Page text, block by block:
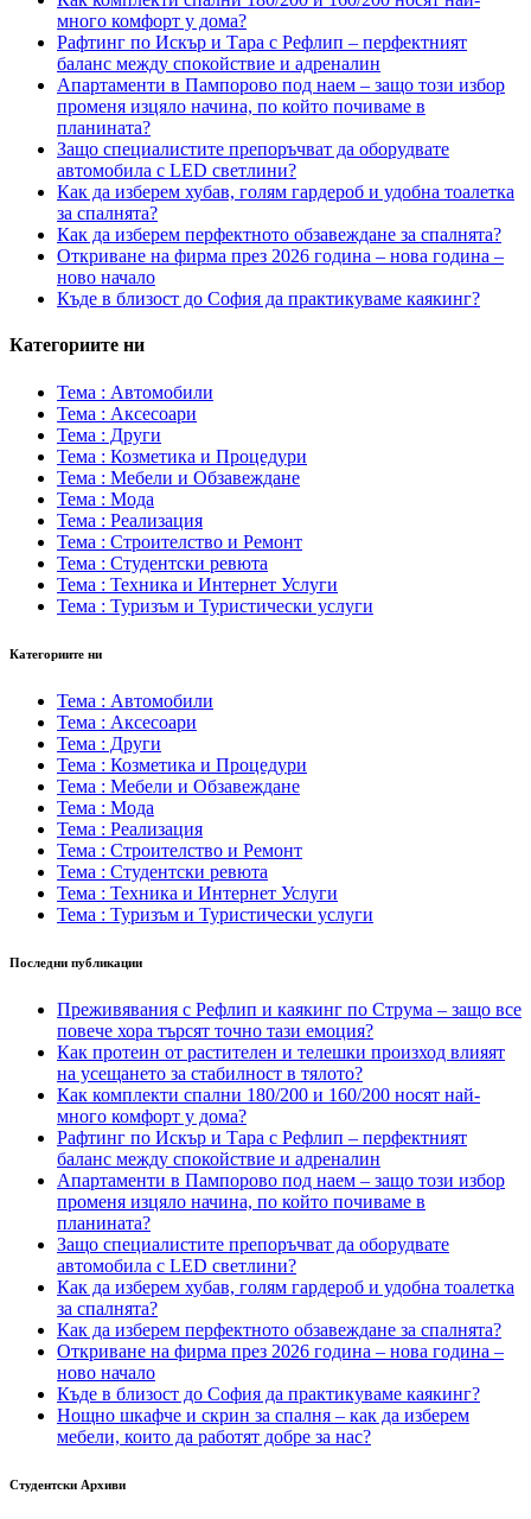
много комфорт у дома?
Рафтинг по Искър и Тара с Рефлип – перфектният
баланс между спокойствие и адреналин
Апартаменти в Пампорово под наем – защо този избор
променя изцяло начина, по който почиваме в
планината?
Защо специалистите препоръчват да оборудвате
автомобила с LED светлини?
Как да изберем хубав, голям гардероб и удобна тоалетка
за спалнята?
Как да изберем перфектното обзавеждане за спалнята?
Откриване на фирма през 2026 година – нова година –
ново начало
Къде в близост до София да практикуваме каякинг?
Категориите ни
Тема : Автомобили
Тема : Аксесоари
Тема : Други
Тема : Козметика и Процедури
Тема : Мебели и Обзавеждане
Тема : Мода
Тема : Реализация
Тема : Строителство и Ремонт
Тема : Студентски ревюта
Тема : Техника и Интернет Услуги
Тема : Туризъм и Туристически услуги
Категориите ни
Тема : Автомобили
Тема : Аксесоари
Тема : Други
Тема : Козметика и Процедури
Тема : Мебели и Обзавеждане
Тема : Мода
Тема : Реализация
Тема : Строителство и Ремонт
Тема : Студентски ревюта
Тема : Техника и Интернет Услуги
Тема : Туризъм и Туристически услуги
Последни публикации
Преживявания с Рефлип и каякинг по Струма – защо все
повече хора търсят точно тази емоция?
Как протеин от растителен и телешки произход влияят
на усещането за стабилност в тялото?
Как комплекти спални 180/200 и 160/200 носят най-
много комфорт у дома?
Рафтинг по Искър и Тара с Рефлип – перфектният
баланс между спокойствие и адреналин
Апартаменти в Пампорово под наем – защо този избор
променя изцяло начина, по който почиваме в
планината?
Защо специалистите препоръчват да оборудвате
автомобила с LED светлини?
Как да изберем хубав, голям гардероб и удобна тоалетка
за спалнята?
Как да изберем перфектното обзавеждане за спалнята?
Откриване на фирма през 2026 година – нова година –
ново начало
Къде в близост до София да практикуваме каякинг?
Нощно шкафче и скрин за спалня – как да изберем
мебели, които да работят добре за нас?
Студентски Архиви